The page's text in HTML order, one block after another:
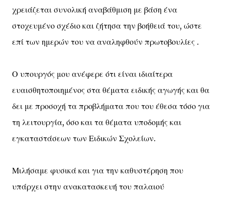
χρειάζεται συνολική αναβάθμιση με βάση ένα
στοχευμένο σχέδιο και ζήτησα την βοήθειά του, ώστε
επί των ημερών του να αναληφθούν πρωτοβουλίες .
Ο υπουργός μου ανέφερε ότι είναι ιδιαίτερα
ευαισθητοποιημένος στα θέματα ειδικής αγωγής και θα
δει με προσοχή τα προβλήματα που του έθεσα τόσο για
τη λειτουργία, όσο και τα θέματα υποδομής και
εγκαταστάσεων των Ειδικών Σχολείων.
Μιλήσαμε φυσικά και για την καθυστέρηση που
υπάρχει στην ανακατασκευή του παλαιού